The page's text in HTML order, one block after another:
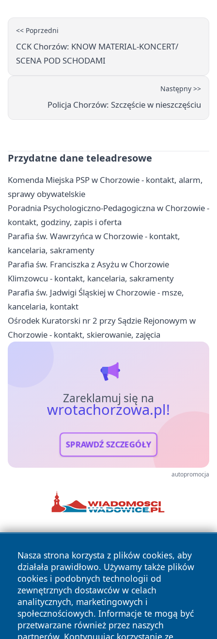
<< Poprzedni
CCK Chorzów: KNOW MATERIAL-KONCERT/
SCENA POD SCHODAMI
Następny >>
Policja Chorzów: Szczęście w nieszczęściu
Przydatne dane teleadresowe
Komenda Miejska PSP w Chorzowie - kontakt, alarm,
sprawy obywatelskie
Poradnia Psychologiczno-Pedagogiczna w Chorzowie -
kontakt, godziny, zapis i oferta
Parafia św. Wawrzyńca w Chorzowie - kontakt,
kancelaria, sakramenty
Parafia św. Franciszka z Asyżu w Chorzowie
Klimzowcu - kontakt, kancelaria, sakramenty
Parafia św. Jadwigi Śląskiej w Chorzowie - msze,
kancelaria, kontakt
Ośrodek Kuratorski nr 2 przy Sądzie Rejonowym w
Chorzowie - kontakt, skierowanie, zajęcia
Zareklamuj się na
wrotachorzowa.pl!
SPRAWDŹ SZCZEGÓŁY
autopromocja
Nasza strona korzysta z plików cookies, aby
działała prawidłowo. Używamy także plików
cookies i podobnych technologii od
zewnętrznych dostawców w celach
analitycznych, marketingowych i
społecznościowych. Informacje te mogą być
przetwarzane również przez naszych
partnerów. Kontynuując korzystanie ze
Copyright © 2026 wrotachorzowa.pl Wszystkie prawa
zastrzeżone.